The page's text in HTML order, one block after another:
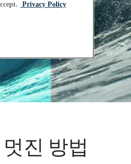
진 방법
Privacy Policy